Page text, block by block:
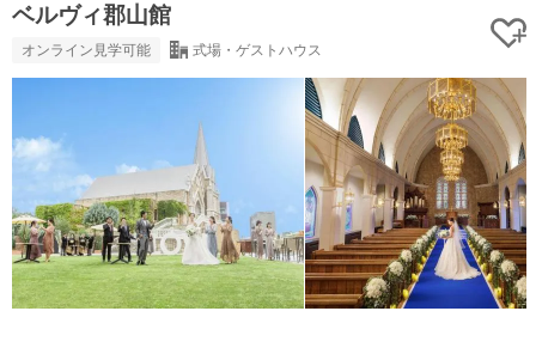
ベルヴィ郡山館
オンライン見学可能 式場・ゲストハウス